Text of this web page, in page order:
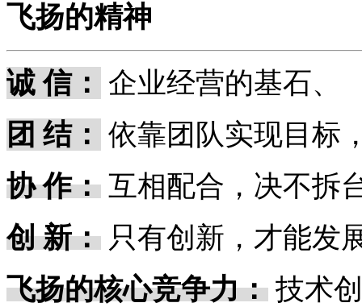
飞扬的精神
诚 信： 企业经营的基石、
团 结： 依靠团队实现目标
协 作： 互相配合，决不拆
创 新： 只有创新，才能发
飞扬的核心竞争力： 技术